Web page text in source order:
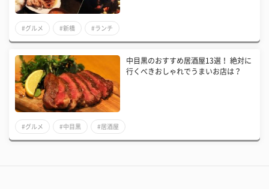
#グルメ #新橋 #ランチ
中目黒のおすすめ居酒屋13選！ 絶対に
行くべきおしゃれでうまいお店は？
#グルメ #中目黒 #居酒屋